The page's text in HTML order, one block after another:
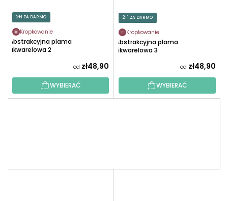
2+1 ZA DARMO
Kropkowanie
Abstrakcyjna plama
akwarelowa 2
od zł48,90
WYBIERAĆ
2+1 ZA DARMO
Kropkowanie
Abstrakcyjna plama
akwarelowa 3
od zł48,90
WYBIERAĆ